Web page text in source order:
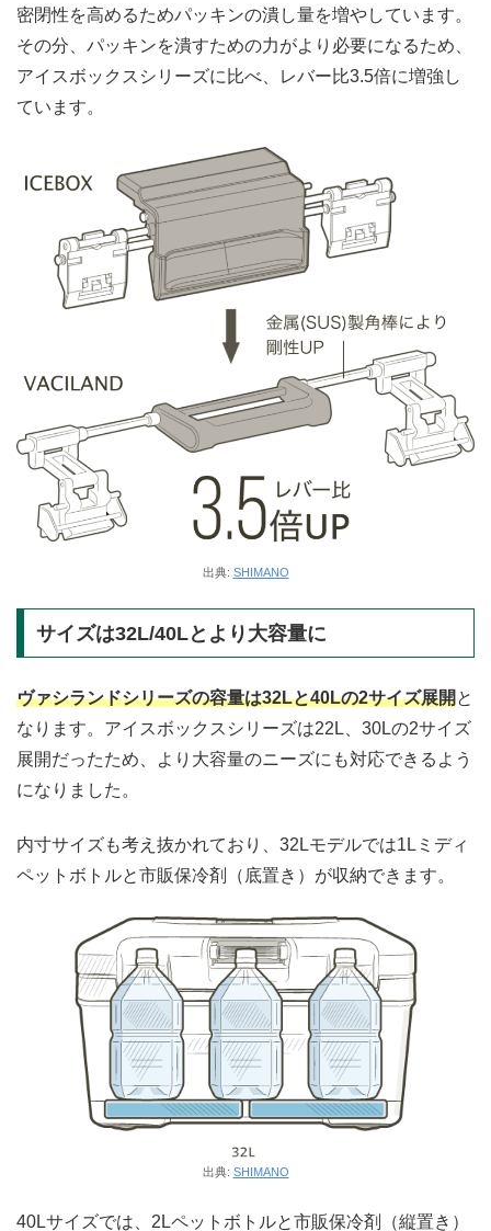
密閉性を高めるためパッキンの潰し量を増やしています。
その分、パッキンを潰すための力がより必要になるため、
アイスボックスシリーズに比べ、レバー比3.5倍に増強し
ています。
出典: SHIMANO
サイズは32L/40Lとより大容量に
ヴァシランドシリーズの容量は32Lと40Lの2サイズ展開と
なります。アイスボックスシリーズは22L、30Lの2サイズ
展開だったため、より大容量のニーズにも対応できるよう
になりました。
内寸サイズも考え抜かれており、32Lモデルでは1Lミディ
ペットボトルと市販保冷剤（底置き）が収納できます。
出典: SHIMANO
40Lサイズでは、2Lペットボトルと市販保冷剤（縦置き）